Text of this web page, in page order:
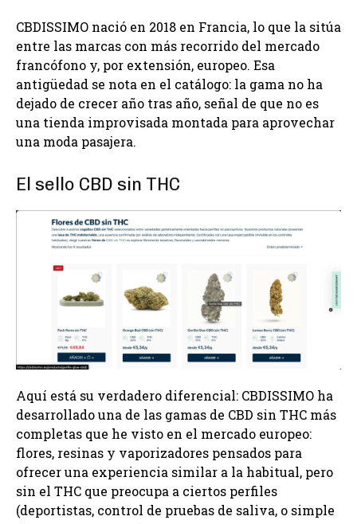
CBDISSIMO nació en 2018 en Francia, lo que la sitúa
entre las marcas con más recorrido del mercado
francófono y, por extensión, europeo. Esa
antigüedad se nota en el catálogo: la gama no ha
dejado de crecer año tras año, señal de que no es
una tienda improvisada montada para aprovechar
una moda pasajera.
El sello CBD sin THC
Aquí está su verdadero diferencial: CBDISSIMO ha
desarrollado una de las gamas de CBD sin THC más
completas que he visto en el mercado europeo:
flores, resinas y vaporizadores pensados para
ofrecer una experiencia similar a la habitual, pero
sin el THC que preocupa a ciertos perfiles
(deportistas, control de pruebas de saliva, o simple